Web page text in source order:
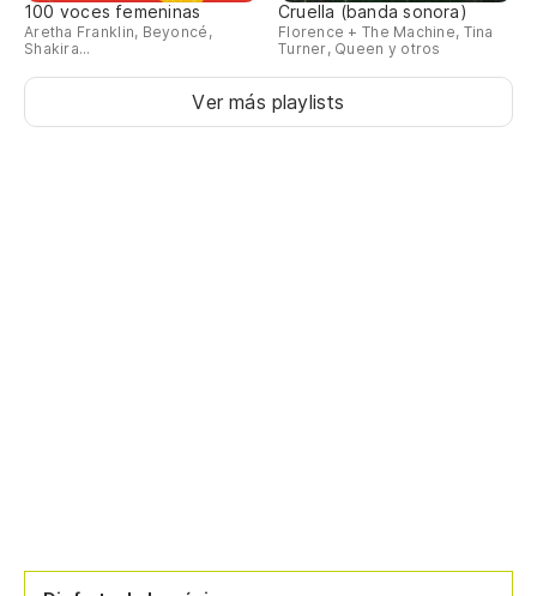
100 voces femeninas
Aretha Franklin, Beyoncé,
Shakira...
Cruella (banda sonora)
Florence + The Machine, Tina
Turner, Queen y otros
Ver más playlists